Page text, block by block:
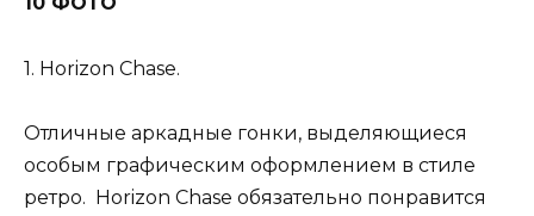
1. Horizon Chase.
Отличные аркадные гонки, выделяющиеся
особым графическим оформлением в стиле
ретро. Horizon Chase обязательно понравится